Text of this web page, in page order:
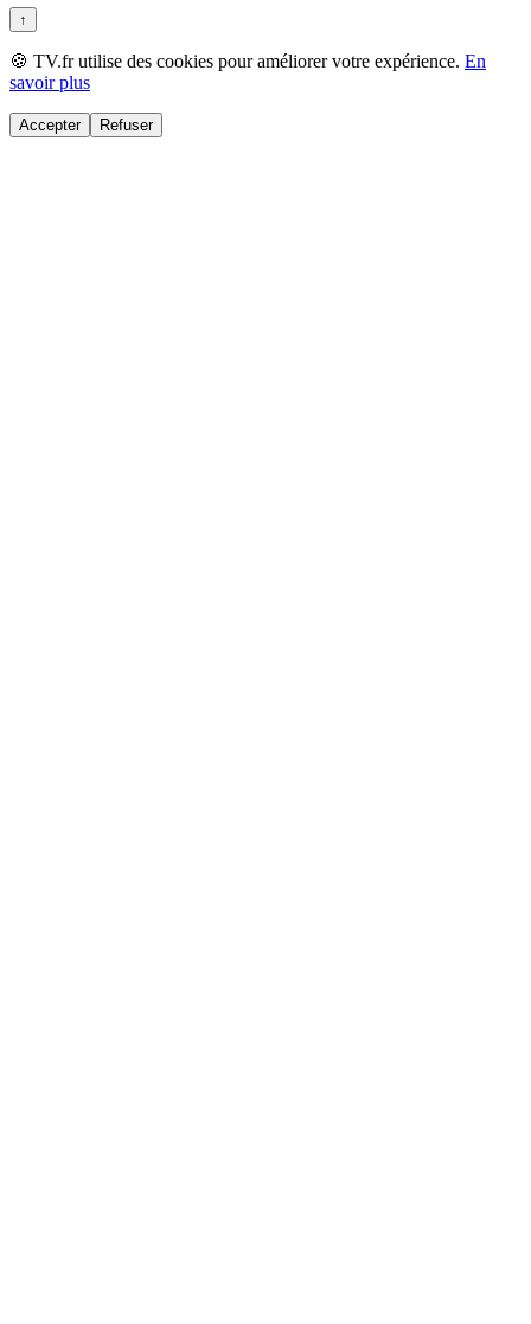
↑
🍪 TV.fr utilise des cookies pour améliorer votre expérience. En
savoir plus
Accepter Refuser